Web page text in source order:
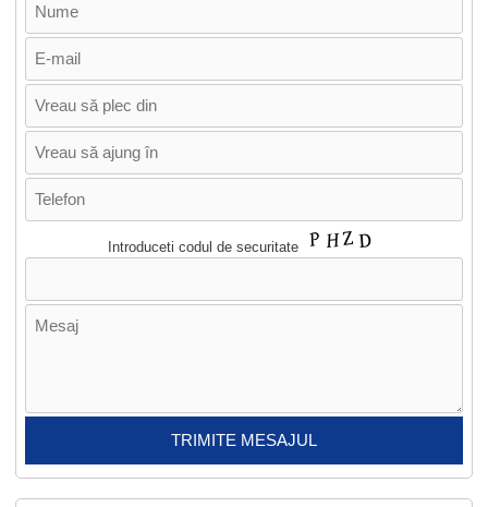
Introduceti codul de securitate